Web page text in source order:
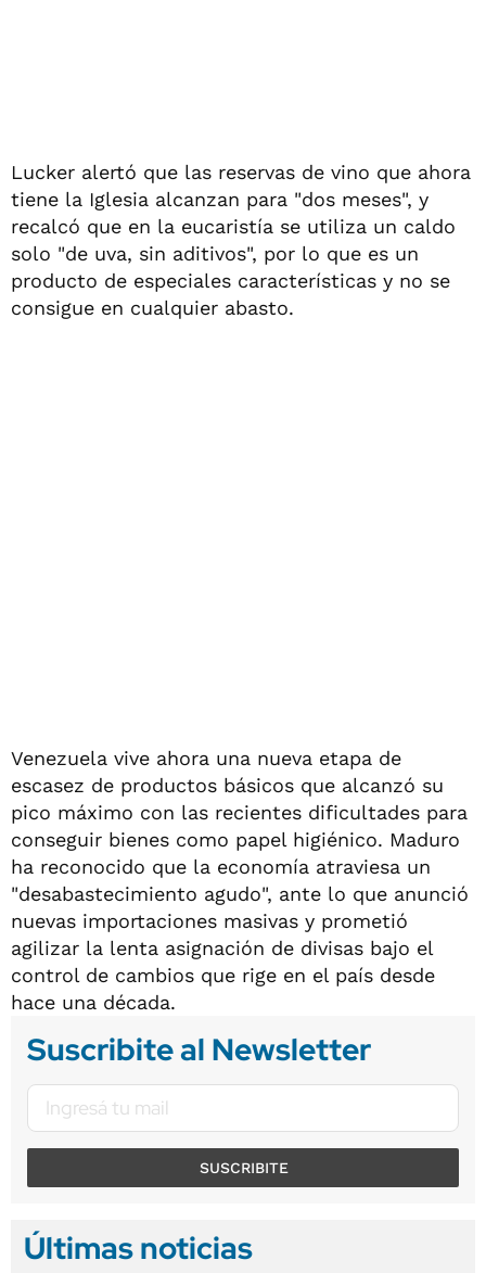
Lucker alertó que las reservas de vino que ahora
tiene la Iglesia alcanzan para "dos meses", y
recalcó que en la eucaristía se utiliza un caldo
solo "de uva, sin aditivos", por lo que es un
producto de especiales características y no se
consigue en cualquier abasto.
Venezuela vive ahora una nueva etapa de
escasez de productos básicos que alcanzó su
pico máximo con las recientes dificultades para
conseguir bienes como papel higiénico. Maduro
ha reconocido que la economía atraviesa un
"desabastecimiento agudo", ante lo que anunció
nuevas importaciones masivas y prometió
agilizar la lenta asignación de divisas bajo el
control de cambios que rige en el país desde
hace una década.
Suscribite al Newsletter
SUSCRIBITE
Últimas noticias